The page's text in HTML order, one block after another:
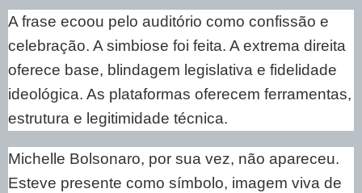
A frase ecoou pelo auditório como confissão e
celebração. A simbiose foi feita. A extrema direita
oferece base, blindagem legislativa e fidelidade
ideológica. As plataformas oferecem ferramentas,
estrutura e legitimidade técnica.
Michelle Bolsonaro, por sua vez, não apareceu.
Esteve presente como símbolo, imagem viva de